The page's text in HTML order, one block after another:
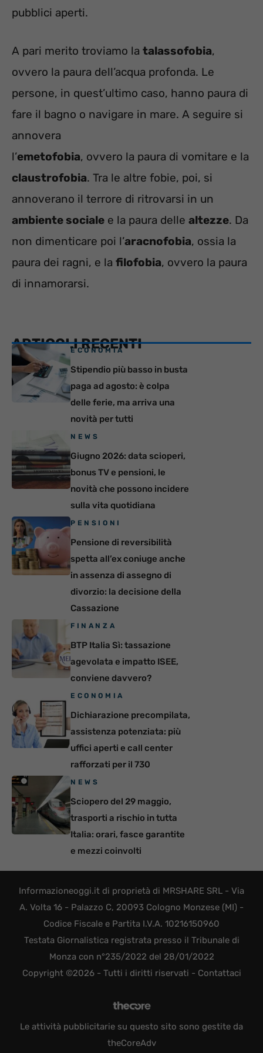
pubblici aperti.
A pari merito troviamo la talassofobia,
ovvero la paura dell’acqua profonda. Le
persone, in quest’ultimo caso, hanno paura di
fare il bagno o navigare in mare. A seguire si
annovera
l’emetofobia, ovvero la paura di vomitare e la
claustrofobia. Tra le altre fobie, poi, si
annoverano il terrore di ritrovarsi in un
ambiente sociale e la paura delle altezze. Da
non dimenticare poi l’aracnofobia, ossia la
paura dei ragni, e la filofobia, ovvero la paura
di innamorarsi.
ARTICOLI RECENTI
ECONOMIA
Stipendio più basso in busta
paga ad agosto: è colpa
delle ferie, ma arriva una
novità per tutti
NEWS
Giugno 2026: data scioperi,
bonus TV e pensioni, le
novità che possono incidere
sulla vita quotidiana
PENSIONI
Pensione di reversibilità
spetta all’ex coniuge anche
in assenza di assegno di
divorzio: la decisione della
Cassazione
FINANZA
BTP Italia Sì: tassazione
agevolata e impatto ISEE,
conviene davvero?
ECONOMIA
Dichiarazione precompilata,
assistenza potenziata: più
uffici aperti e call center
rafforzati per il 730
NEWS
Sciopero del 29 maggio,
trasporti a rischio in tutta
Italia: orari, fasce garantite
e mezzi coinvolti
Informazioneoggi.it di proprietà di MRSHARE SRL - Via
A. Volta 16 - Palazzo C, 20093 Cologno Monzese (MI) -
Codice Fiscale e Partita I.V.A. 10216150960
Testata Giornalistica registrata presso il Tribunale di
Monza con n°235/2022 del 28/01/2022
Copyright ©2026 - Tutti i diritti riservati - Contattaci
Le attività pubblicitarie su questo sito sono gestite da
theCoreAdv